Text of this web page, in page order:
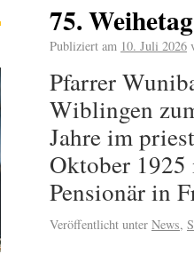
75.
Publiziert am 10. Juli 2026
Pfarrer
Wiblingen
Jahre im
Oktober
Pensionär in
Veröffentlicht unter News,